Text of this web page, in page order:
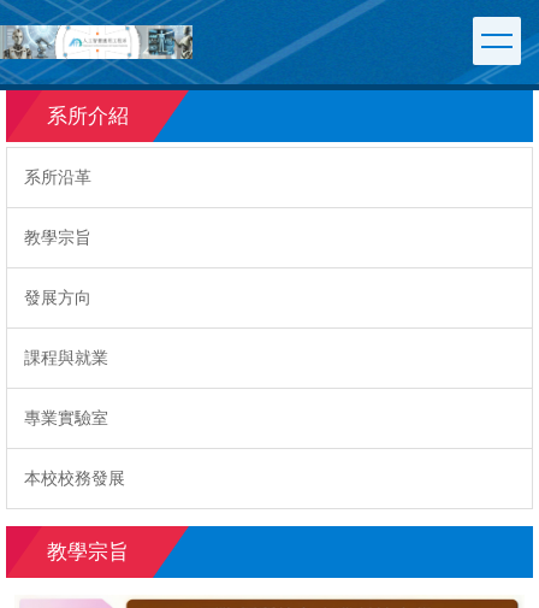
跳
到
主
要
容
區
系所介紹
系所沿革
教學宗旨
發展方向
課程與就業
專業實驗室
本校校務發展
教學宗旨